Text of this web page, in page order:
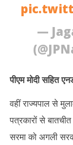
—
पीएम मोदी सहित
वहीं राज्यपाल से
पत्रकारों से
सरमा को अगली